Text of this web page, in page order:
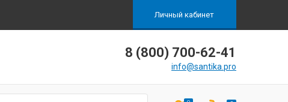
Личный кабинет
8 (800) 700-62-41
info@santika.pro